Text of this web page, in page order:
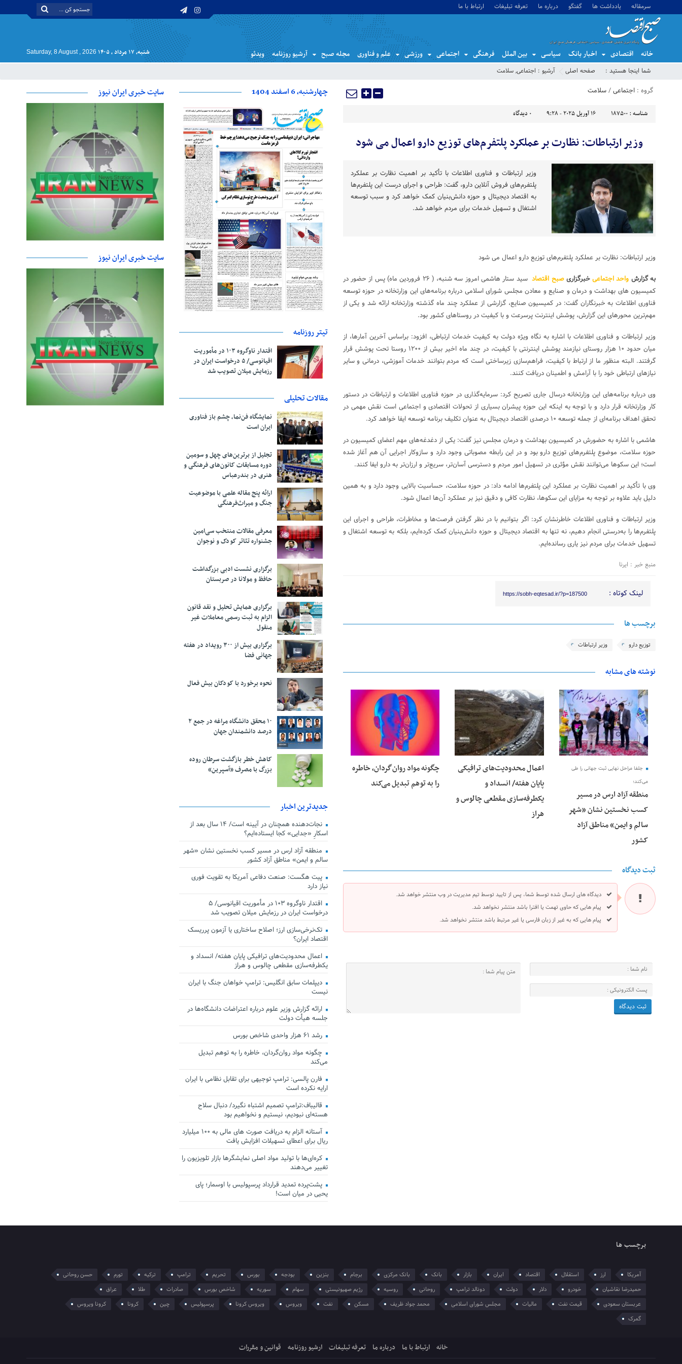
سرمقاله یادداشت ها گفتگو درباره ما تعرفه تبلیغات ارتباط با ما
خانه اقتصادی اخبار بانک سیاسی بین الملل فرهنگی اجتماعی ورزشی علم و فناوری مجله صبح آرشیو روزنامه ویدئو شنبه, ۱۷ مرداد , ۱۴۰۵ Saturday, 8 August , 2026
شما اینجا هستید : صفحه اصلی آرشیو : اجتماعی, سلامت
گروه : اجتماعی/سلامت
شناسه : 187500 16 آوریل 2025 - 9:28 0 دیدگاه
وزیر ارتباطات: نظارت بر عملکرد پلتفرم‌های توزیع دارو اعمال می شود
وزیر ارتباطات و فناوری اطلاعات با تأکید بر اهمیت نظارت بر عملکرد
پلتفرم‌های فروش آنلاین دارو، گفت: طراحی و اجرای درست این پلتفرم‌ها
به اقتصاد دیجیتال و حوزه دانش‌بنیان کمک خواهد کرد و سبب توسعه
اشتغال و تسهیل خدمات برای مردم خواهد شد.
وزیر ارتباطات: نظارت بر عملکرد پلتفرم‌های توزیع دارو اعمال می شود
به گزارش واحد اجتماعیخبرگزاریصبح اقتصاد
سید ستار هاشمی امروز سه شنبه، ( ۲۶ فروردین ماه) پس از حضور در
کمیسیون های بهداشت و درمان و صنایع و معادن مجلس شورای اسلامی درباره برنامه‌های این وزارتخانه در حوزه توسعه
فناوری اطلاعات به خبرنگاران گفت: در کمیسیون صنایع، گزارشی از عملکرد چند ماه گذشته وزارتخانه ارائه شد و یکی از
مهم‌ترین محورهای این گزارش، پوشش اینترنت پرسرعت و با کیفیت در روستاهای کشور بود.
وزیر ارتباطات و فناوری اطلاعات با اشاره به نگاه ویژه دولت به کیفیت خدمات ارتباطی، افزود: براساس آخرین آمارها، از
میان حدود ۱۰ هزار روستای نیازمند پوشش اینترنتی با کیفیت، در چند ماه اخیر بیش از ۱۲۰۰ روستا تحت پوشش قرار
گرفتند. البته منظور ما از ارتباط با کیفیت، فراهم‌سازی زیرساختی است که مردم بتوانند خدمات آموزشی، درمانی و سایر
نیازهای ارتباطی خود را با آرامش و اطمینان دریافت کنند.
وی درباره برنامه‌های این وزارتخانه درسال جاری تصریح کرد: سرمایه‌گذاری در حوزه فناوری اطلاعات و ارتباطات در دستور
کار وزارتخانه قرار دارد و با توجه به اینکه این حوزه پیشران بسیاری از تحولات اقتصادی و اجتماعی است نقش مهمی در
تحقق اهداف برنامه‌ای از جمله توسعه ۱۰ درصدی اقتصاد دیجیتال به عنوان تکلیف برنامه توسعه ایفا خواهد کرد.
هاشمی با اشاره به حضورش در کمیسیون بهداشت و درمان مجلس نیز گفت: یکی از دغدغه‌های مهم اعضای کمیسیون در
حوزه سلامت، موضوع پلتفرم‌های توزیع دارو بود و در این رابطه مصوباتی وجود دارد و سازوکار اجرایی آن هم آغاز شده
است؛ این سکوها می‌توانند نقش مؤثری در تسهیل امور مردم و دسترسی آسان‌تر، سریع‌تر و ارزان‌تر به دارو ایفا کنند.
وی با تأکید بر اهمیت نظارت بر عملکرد این پلتفرم‌ها ادامه داد: در حوزه سلامت، حساسیت بالایی وجود دارد و به همین
دلیل باید علاوه بر توجه به مزایای این سکوها، نظارت کافی و دقیق نیز بر عملکرد آن‌ها اعمال شود.
وزیر ارتباطات و فناوری اطلاعات خاطرنشان کرد: اگر بتوانیم با در نظر گرفتن فرصت‌ها و مخاطرات، طراحی و اجرای این
پلتفرم‌ها را به‌درستی انجام دهیم، نه تنها به اقتصاد دیجیتال و حوزه دانش‌بنیان کمک کرده‌ایم، بلکه به توسعه اشتغال و
تسهیل خدمات برای مردم نیز یاری رسانده‌ایم.
منبع خبر : ایرنا
لینک کوتاه : https://sobh-eqtesad.ir/?p=187500
برچسب ها
توزیع دارو وزیر ارتباطات
نوشته های مشابه
28 فوریه 2026
جلفا مراحل نهایی ثبت جهانی را طی
می‌کند؛
منطقه آزاد ارس در مسیر
کسب نخستین نشان «شهر
سالم و ایمن» مناطق آزاد
کشور
25 فوریه 2026
اعمال محدودیت‌های ترافیکی
پایان هفته/ انسداد و
یکطرفه‌سازی مقطعی چالوس و
هراز
25 فوریه 2026
چگونه مواد روان‌گردان، خاطره
را به توهم تبدیل می‌کند
ثبت دیدگاه
دیدگاه های ارسال شده توسط شما، پس از تایید توسط تیم مدیریت در وب منتشر خواهد شد.
پیام هایی که حاوی تهمت یا افترا باشد منتشر نخواهد شد.
پیام هایی که به غیر از زبان فارسی یا غیر مرتبط باشد منتشر نخواهد شد.
چهارشنبه، 6 اسفند 1404
تیتر روزنامه
اقتدار ناوگروه ۱۰۳ در مأموریت‌
اقیانوسی/ ۵ درخواست ایران در
رزمایش میلان تصویب شد
مقالات تحلیلی
نمایشگاه فن‌نما، چشم باز فناوری
ایران است
تجلیل از بر‌ترین‌های چهل و سومین
دوره مسابقات کانون‌های فرهنگی و
هنری در بندرعباس
ارائه پنج مقاله علمی با موضوعیت
جنگ و میراث‌فرهنگی
معرفی مقالات منتخب سی‌امین
جشنواره تئاتر کودک و نوجوان
برگزاری نشست ادبی بزرگداشت
حافظ و مولانا در صربستان
برگزاری همایش تحلیل و نقد قانون
الزام به ثبت رسمی معاملات غیر
منقول
برگزاری بیش از ۳۰۰ رویداد در هفته
جهانی فضا
نحوه برخورد با کودکان بیش فعال
۱۰ محقق دانشگاه مراغه در جمع ۲
درصد دانشمندان جهان
کاهش خطر بازگشت سرطان روده
بزرگ با مصرف «آسپرین»
جدیدترین اخبار
نجات‌دهنده‌ همچنان در آیینه است/ ۱۴ سال بعد از
اسکارِ «جدایی» کجا ایستاده‌ایم؟
منطقه آزاد ارس در مسیر کسب نخستین نشان «شهر
سالم و ایمن» مناطق آزاد کشور
پیت هگست: صنعت دفاعی آمریکا به تقویت فوری
نیاز دارد
اقتدار ناوگروه ۱۰۳ در مأموریت‌ اقیانوسی/ ۵
درخواست ایران در رزمایش میلان تصویب شد
تک‌نرخی‌سازی ارز؛ اصلاح ساختاری یا آزمون پرریسک
اقتصاد ایران؟
اعمال محدودیت‌های ترافیکی پایان هفته/ انسداد و
یکطرفه‌سازی مقطعی چالوس و هراز
دیپلمات سابق انگلیس:‌ ترامپ خواهان جنگ با ایران
نیست
ارائه گزارش وزیر علوم درباره اعتراضات دانشگاه‌ها در
جلسه هیأت دولت
رشد ۶۱ هزار واحدی شاخص بورس
چگونه مواد روان‌گردان، خاطره را به توهم تبدیل
می‌کند
فارن پالسی: ترامپ توجیهی برای تقابل نظامی با ایران
ارایه نکرده است
قالیباف:ترامپ تصمیم اشتباه نگیرد/ دنبال سلاح
هسته‌ای نبودیم، نیستیم و نخواهیم بود
آستانه الزام به دریافت صورت های مالی به ۱۰۰ میلیارد
ریال برای اعطای تسهیلات افزایش یافت
کره‌ای‌ها با تولید مواد اصلی نمایشگرها بازار تلویزیون را
تغییر می‌دهند
پشت‌پرده تمدید قرارداد پرسپولیس با اوسمار؛ پای
یحیی در میان است!
سایت خبری ایران نیوز
سایت خبری ایران نیوز
برچسب ها
آمریکا ارز استقلال اقتصاد ایران بازار بانک بانک مرکزی برجام بنزین بودجه بورس تحریم ترامپ ترکیه تورم
حسن روحانی
حمیدرضا نقاشیان
خودرو دلار دولت دونالد ترامپ روحانی روسیه رژیم صهیونیستی سهام سوریه شاخص بورس صادرات طلا
عراق
عربستان سعودی
قیمت نفت مالیات مجلس شورای اسلامی محمد جواد ظریف مسکن نفت ویروس ویروس کرونا پرسپولیس چین کرونا
کرونا ویروس
گمرک
خانه ارتباط با ما درباره ما تعرفه تبلیغات ارشیو روزنامه قوانین و مقررات